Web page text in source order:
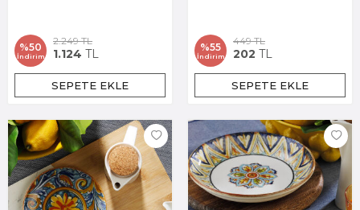
%50
İndirim
2.249TL
1.124 TL
SEPETE EKLE
%55
İndirim
449TL
202 TL
SEPETE EKLE